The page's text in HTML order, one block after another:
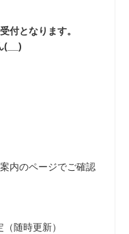
付となります。
(__)
内のページでご確認
随時更新）